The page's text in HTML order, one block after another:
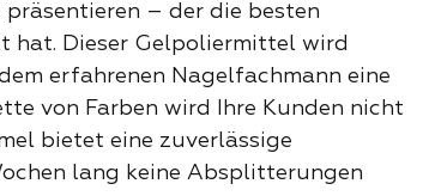
DER
– der die besten
hat. Dieser Gelpoliermittel wird
erfahrenen Nagelfachmann eine
von Farben wird Ihre Kunden nicht
bietet eine zuverlässige
lang keine Absplitterungen